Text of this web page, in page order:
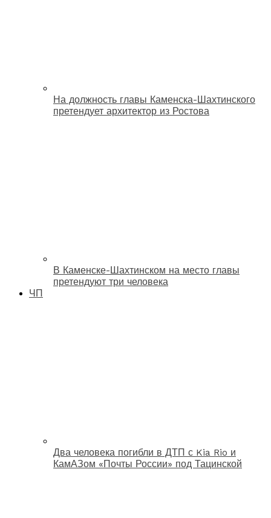
На должность главы Каменска-Шахтинского
претендует архитектор из Ростова
В Каменске-Шахтинском на место главы
претендуют три человека
ЧП
Два человека погибли в ДТП с Kia Rio и
КамАЗом «Почты России» под Тацинской